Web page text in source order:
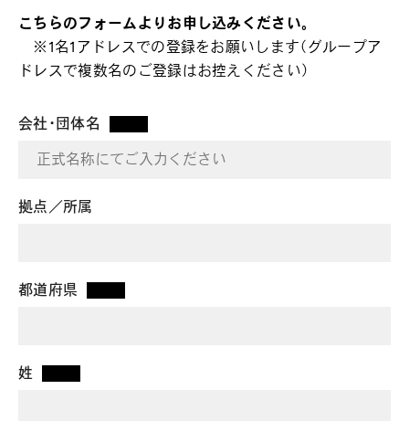
こちらのフォームよりお申し込みください。
※1名1アドレスでの登録をお願いします（グループア
ドレスで複数名のご登録はお控えください）
会社・団体名
拠点／所属
都道府県
姓